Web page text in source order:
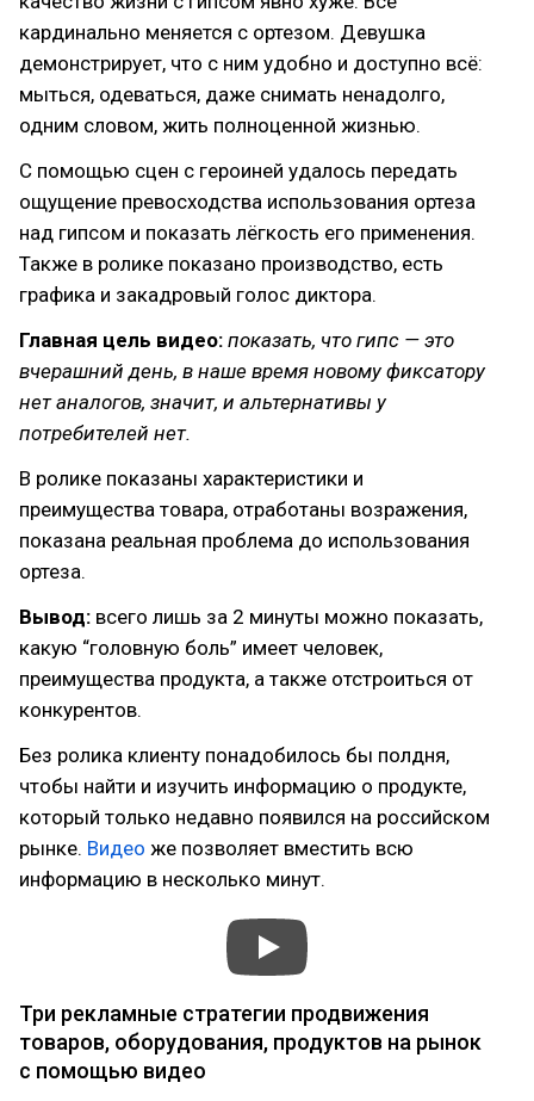
кардинально меняется с ортезом. Девушка
демонстрирует, что с ним удобно и доступно всё:
мыться, одеваться, даже снимать ненадолго,
одним словом, жить полноценной жизнью.
С помощью сцен с героиней удалось передать
ощущение превосходства использования ортеза
над гипсом и показать лёгкость его применения.
Также в ролике показано производство, есть
графика и закадровый голос диктора.
Главная цель видео: показать, что гипс — это
вчерашний день, в наше время новому фиксатору
нет аналогов, значит, и альтернативы у
потребителей нет.
В ролике показаны характеристики и
преимущества товара, отработаны возражения,
показана реальная проблема до использования
ортеза.
Вывод: всего лишь за 2 минуты можно показать,
какую “головную боль” имеет человек,
преимущества продукта, а также отстроиться от
конкурентов.
Без ролика клиенту понадобилось бы полдня,
чтобы найти и изучить информацию о продукте,
который только недавно появился на российском
рынке. Видео же позволяет вместить всю
информацию в несколько минут.
Три рекламные стратегии продвижения
товаров, оборудования, продуктов на рынок
с помощью видео